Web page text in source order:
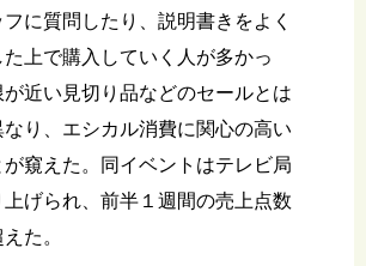
に質問したり、説明書きをよく
上で購入していく人が多かっ
近い見切り品などのセールとは
り、エシカル消費に関心の高い
が窺えた。同イベントはテレビ局
げられ、前半１週間の売上点数
た。